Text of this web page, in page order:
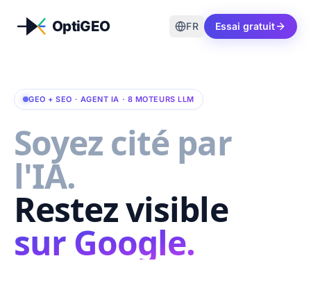
FR Essai gratuit
GEO + SEO · AGENT IA · 8 MOTEURS LLM
Soyez cité par
l'IA.
Restez visible
sur Google.